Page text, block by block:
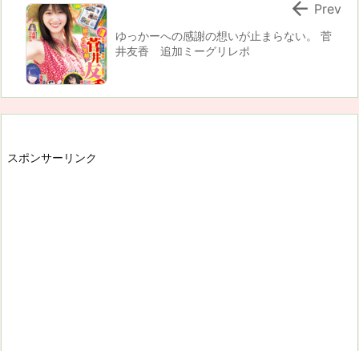
ゆっかーへの感謝の想いが止まらない。 菅
井友香 追加ミーグリレポ
 Prev
スポンサーリンク